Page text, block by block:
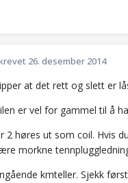
26. desember 2014
at det rett og slett er
er vel for gammel til å
2 høres ut som coil. Hvis
morkne
kmteller. Sjekk